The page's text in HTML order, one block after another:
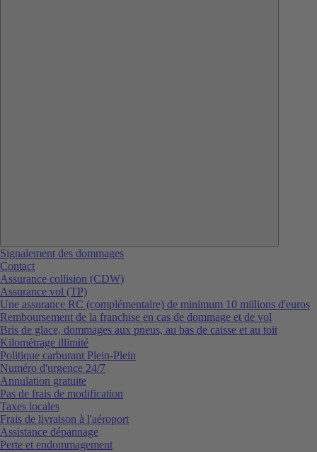
Signalement des dommages
Contact
Assurance collision (CDW)
Assurance vol (TP)
Une assurance RC (complémentaire) de minimum 10 millions d'euros
Remboursement de la franchise en cas de dommage et de vol
Bris de glace, dommages aux pneus, au bas de caisse et au toit
Kilométrage illimité
Politique carburant Plein-Plein
Numéro d'urgence 24/7
Annulation gratuite
Pas de frais de modification
Taxes locales
Frais de livraison à l'aéroport
Assistance dépannage
Perte et endommagement